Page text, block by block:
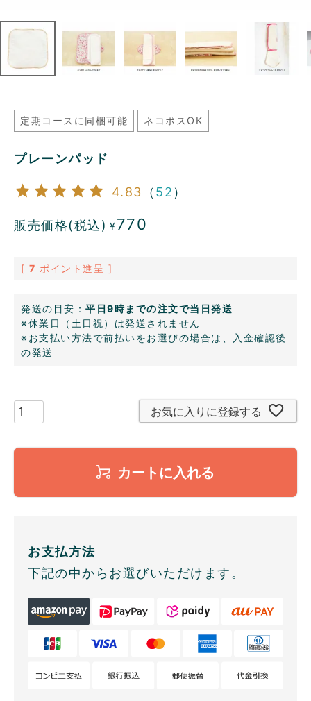
定期コースに同梱可能 ネコポスOK
プレーンパッド
4.83 （ 52 ）
販売価格(税込) ¥770
[ 7 ポイント進呈 ]
発送の目安： 平日9時までの注文で当日発送
※休業日（土日祝）は発送されません
※お支払い方法で前払いをお選びの場合は、入金確認後
の発送
お気に入りに登録する
カートに入れる
お支払方法
下記の中からお選びいただけます。